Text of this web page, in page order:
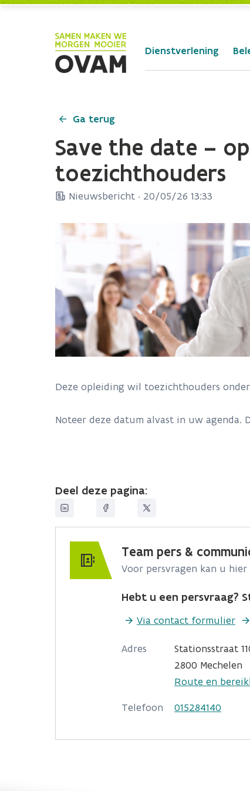
Dienstverlening
Ga terug
Save the date –
toezichthouders
Nieuwsbericht · 20/05/26 13:33
Deze opleiding wil toezichthouders
Noteer deze datum alvast in uw
Deel deze pagina:
Team pers &
Voor persvragen kan u
Hebt u een persvraag?
Via contact formulier
Adres
Stationsstraat
2800 Mechelen
Route en
Telefoon
015284140